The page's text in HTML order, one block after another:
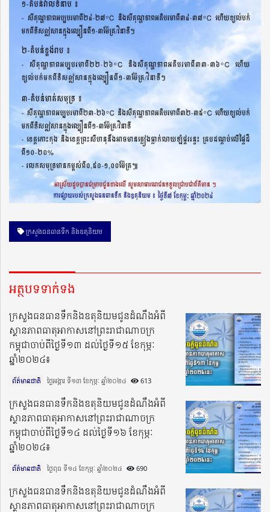
ក្រសួងធនធានទឹក និងឧតុនិយម
អត្ថបទទាក់ទង
ក្រសួងធនធានទឹកនិងឧតុនិយមជូនដំណឹងអំពី
ស្ថានភាពធាតុអាកាសនៅព្រះរាជាណាចក្រ
កម្ពុជាចាប់ពីថ្ងៃទី១៣ ដល់ថ្ងៃទី១៥ ខែកុម្ភៈ
ឆ្នាំ២០២៤៖
ព័ត៌មានជាតិ ថ្ងៃអង្គារ ទី១៣ ខែកុម្ភៈ ឆ្នាំ២០២៤​ 613
ក្រសួងធនធានទឹកនិងឧតុនិយមជូនដំណឹងអំពី
ស្ថានភាពធាតុអាកាសនៅព្រះរាជាណាចក្រ
កម្ពុជាចាប់ពីថ្ងៃទី១៤ ដល់ថ្ងៃទី១៦ ខែកុម្ភៈ
ឆ្នាំ២០២៤៖
ព័ត៌មានជាតិ ថ្ងៃពុធ ទី១៤ ខែកុម្ភៈ ឆ្នាំ២០២៤​ 690
ក្រសួងធនធានទឹកនិងឧតុនិយមជូនដំណឹងអំពី
ស្ថានភាពធាតុអាកាសនៅព្រះរាជាណាចក្រ